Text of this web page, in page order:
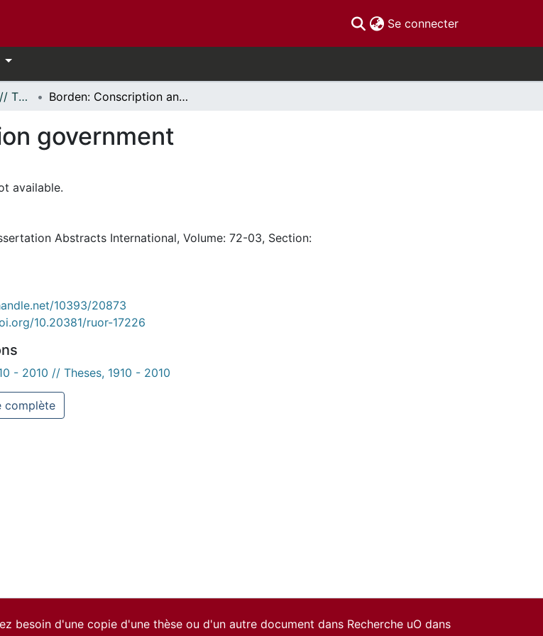
Se connecter(current)
Thèses, 1910 - 2010 // Theses, 1910 - 2010 Borden: Conscription and union government
government
available.
Abstracts International, Volume: 72-03, Section:
10393/20873
10.20381/ruor-17226
- 2010 // Theses, 1910 - 2010
complète
besoin d'une copie d'une thèse ou d'un autre document dans Recherche uO dans